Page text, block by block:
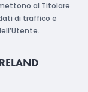
al Titolare
di traffico e